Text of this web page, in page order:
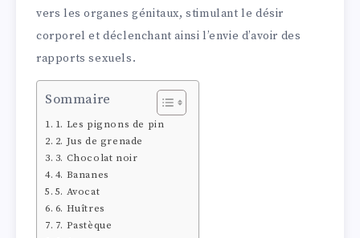
vers les organes génitaux, stimulant le désir
corporel et déclenchant ainsi l’envie d’avoir des
rapports sexuels.
Sommaire
1. Les pignons de pin
2. Jus de grenade
3. Chocolat noir
4. Bananes
5. Avocat
6. Huîtres
7. Pastèque